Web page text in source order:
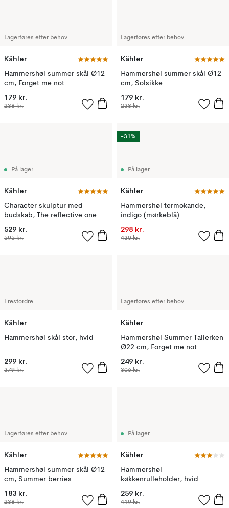
Lagerføres efter behov
Kähler
Hammershøi summer skål Ø12
cm, Forget me not
179 kr.
238 kr.
Lagerføres efter behov
Kähler
Hammershøi summer skål Ø12
cm, Solsikke
179 kr.
238 kr.
På lager
Kähler
Character skulptur med
budskab, The reflective one
529 kr.
595 kr.
På lager
Kähler
Hammershøi termokande,
indigo (mørkeblå)
298 kr.
430 kr.
-31%
I restordre
Kähler
Hammershøi skål stor, hvid
299 kr.
379 kr.
Lagerføres efter behov
Kähler
Hammershøi Summer Tallerken
Ø22 cm, Forget me not
249 kr.
306 kr.
Lagerføres efter behov
Kähler
Hammershøi summer skål Ø12
cm, Summer berries
183 kr.
238 kr.
På lager
Kähler
Hammershøi
køkkenrulleholder, hvid
259 kr.
419 kr.